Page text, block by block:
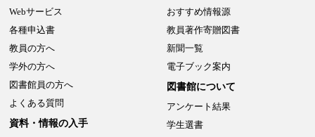
Webサービス
各種申込書
教員の方へ
学外の方へ
図書館員の方へ
よくある質問
資料・情報の入手
おすすめ情報源
教員著作寄贈図書
新聞一覧
電子ブック案内
図書館について
アンケート結果
学生選書